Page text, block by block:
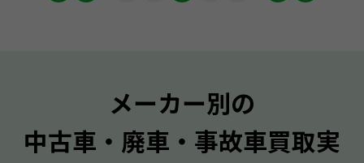
メーカー別の
中古車・廃車・事故車買取実